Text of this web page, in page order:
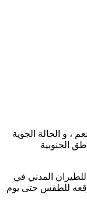
، و الحالة الجوية
الجنوبية
للطيران المدني في
للطقس حتى يوم